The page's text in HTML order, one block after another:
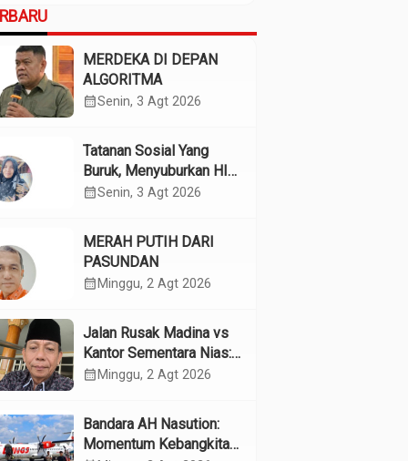
MERDEKA DI DEPAN
ALGORITMA
calendar_monthSenin, 3 Agt 2026
Tatanan Sosial Yang
Buruk, Menyuburkan HIV
Pada Remaja
calendar_monthSenin, 3 Agt 2026
MERAH PUTIH DARI
PASUNDAN
calendar_month Minggu, 2 Agt 2026
Jalan Rusak Madina vs
Kantor Sementara Nias:
Kebijakan Pilih Kasih
calendar_month Minggu, 2 Agt 2026
Bandara AH Nasution:
Momentum Kebangkitan